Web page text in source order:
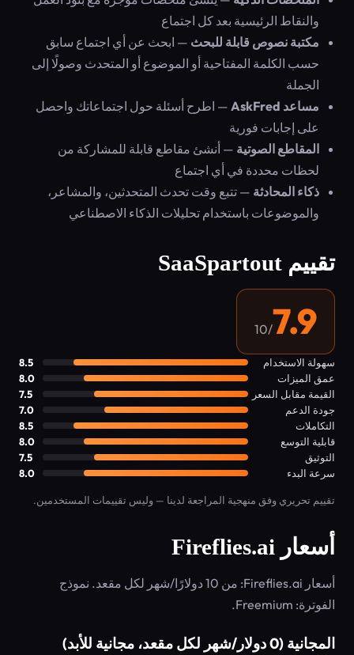
والنقاط الرئيسية بعد كل اجتماع
مكتبة نصوص قابلة للبحث — ابحث عن أي اجتماع سابق
حسب الكلمة المفتاحية أو الموضوع أو المتحدث وصولًا إلى
الجملة
مساعد AskFred
— اطرح أسئلة حول اجتماعاتك واحصل
على إجابات فورية
المقاطع الصوتية — أنشئ مقاطع قابلة للمشاركة من
لحظات محددة في أي اجتماع
ذكاء المحادثة — تتبع وقت تحدث المتحدثين، والمشاعر،
والموضوعات باستخدام تحليلات الذكاء الاصطناعي
تقييم SaaSpartout
7.9
/10
سهولة الاستخدام
8.5
عمق الميزات
8.0
القيمة مقابل السعر
7.5
جودة الدعم
7.0
التكاملات
8.5
قابلية التوسع
8.0
التوثيق
7.5
سرعة البدء
8.0
تقييم تحريري وفق منهجية المراجعة لدينا — وليس تقييمات المستخدمين.
أسعار Fireflies.ai
أسعار Fireflies.ai: من 10 دولارًا/شهر لكل مقعد. نموذج
الفوترة: Freemium.
المجانية (0 دولار/شهر لكل مقعد، مجانية للأبد)